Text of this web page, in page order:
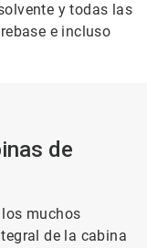
y todas las
e incluso
de
muchos
de la cabina